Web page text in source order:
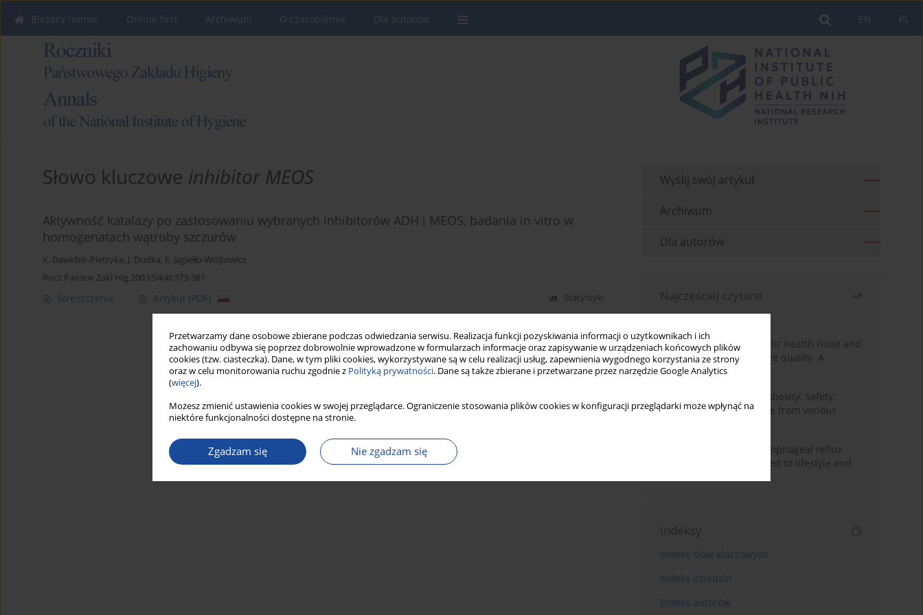
Przetwarzamy dane osobowe zbierane podczas odwiedzania serwisu. Realizacja funkcji pozyskiwania informacji o użytkownikach i ich
zachowaniu odbywa się poprzez dobrowolnie wprowadzone w formularzach informacje oraz zapisywanie w urządzeniach końcowych plików
cookies (tzw. ciasteczka). Dane, w tym pliki cookies, wykorzystywane są w celu realizacji usług, zapewnienia wygodnego korzystania ze strony
oraz w celu monitorowania ruchu zgodnie z Polityką prywatności. Dane są także zbierane i przetwarzane przez narzędzie Google Analytics
(więcej).
Możesz zmienić ustawienia cookies w swojej przeglądarce. Ograniczenie stosowania plików cookies w konfiguracji przeglądarki może wpłynąć na
niektóre funkcjonalności dostępne na stronie.
Zgadzam się Nie zgadzam się
PL
EN
Bieżący numer Online first Archiwum O czasopiśmie Dla autorów
Słowo kluczowe inhibitor MEOS
Aktywność katalazy po zastosowaniu wybranych inhibitorów ADH i MEOS, badania in vitro w
homogenatach wątroby szczurów
K. Dawidek-Pietryka, J. Dudka, E. Jagiełło-Wójtowicz
Rocz Panstw Zakl Hig 2003;54(4):373-381
Streszczenie Artykuł (PDF) Statystyki
Wyślij swój artykuł
Archiwum
Dla autorów
Najczęściej czytane
Nurse burnout as a public health issue and
Its impact on patient care quality. A
narrative review
Ketogenic diet in adult obesity: safety,
limitations, and evidence from various
Risk factors for gastroesophageal reflux
disease symptoms related to lifestyle and
Indeksy
Indeks słów kluczowych
Indeks dziedzin
Indeks autorów